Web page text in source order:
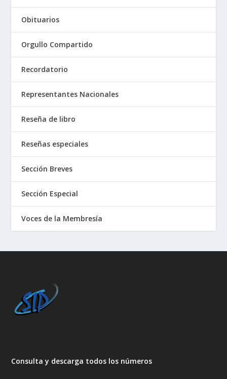
Obituarios
Orgullo Compartido
Recordatorio
Representantes Nacionales
Reseña de libro
Reseñas especiales
Sección Breves
Sección Especial
Voces de la Membresía
Consulta y descarga todos los números